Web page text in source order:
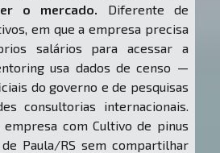
o mercado. Diferente de
em que a empresa precisa
salários para acessar a
usa dados de censo —
do governo e de pesquisas
consultorias internacionais.
empresa com Cultivo de pinus
Paula/RS sem compartilhar